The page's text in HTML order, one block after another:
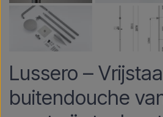
Lussero –
buitendouche